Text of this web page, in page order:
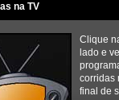
na TV
Clique
lado e
corridas
final de